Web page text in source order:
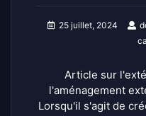
25 juillet, 2024
Article sur
l'aménagement
Lorsqu'il s'agit de